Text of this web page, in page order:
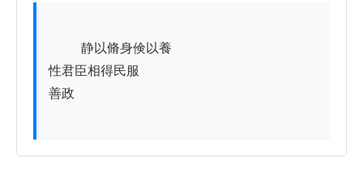
性君臣相得民服
善政